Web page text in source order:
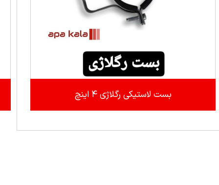
بست لاستیکی رگلاژی ۴ اینچ